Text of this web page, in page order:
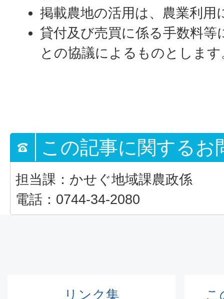
掲載農地の活用は、農業利用
貸付及び売買に係る手数料等
との協議によるものとします
この記事に関するお
担当課：かせぐ地域課農政係
電話：0744-34-2080
リンク集 こ